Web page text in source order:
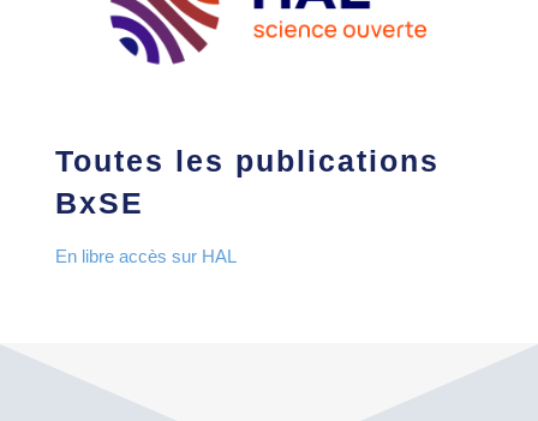
Toutes les publications
BxSE
En libre accès sur HAL